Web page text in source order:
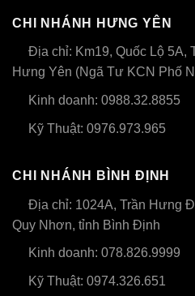
CHI NHÁNH HƯNG YÊN
Địa chỉ: Km19, Quốc Lộ 5A,
Hưng Yên (Ngã Tư KCN Phố
Kinh doanh: 0988.32.8855
Kỹ Thuật: 0976.973.965
CHI NHÁNH BÌNH ĐỊNH
Địa chỉ: 1024A, Trần Hưng
Quy Nhơn, tỉnh Bình Định
Kinh doanh: 078.826.9999
Kỹ Thuật: 0974.326.651